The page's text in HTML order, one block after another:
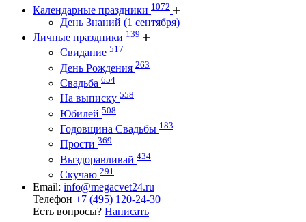
Календарные праздники 1072
День Знаний (1 сентября)
Личные праздники 139
Свидание 517
День Рождения 263
Свадьба 654
На выписку 558
Юбилей 508
Годовщина Свадьбы 183
Прости 369
Выздоравливай 434
Скучаю 291
Email: info@megacvet24.ru
Телефон +7 (495) 120-24-30
Есть вопросы? Написать